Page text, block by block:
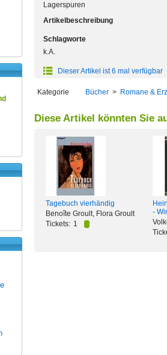
Lagerspuren
Artikelbeschreibung
Schlagworte
k.A.
Dieser Artikel ist 6 mal verfügbar
Kategorie Bücher > Romane &
Diese Artikel könnten Sie
Tagebuch vierhändig
Benoîte Groult, Flora Groult
Tickets: 1
-